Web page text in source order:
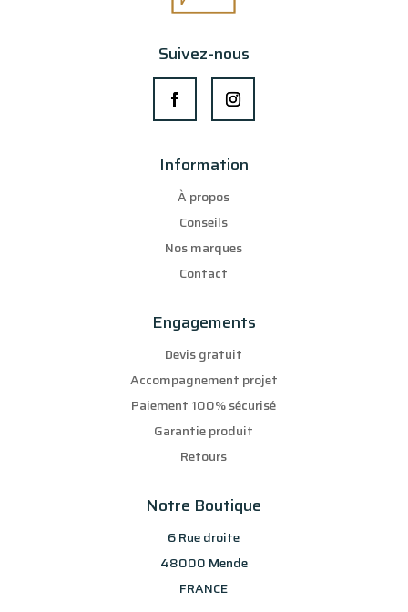
Suivez-nous
Information
À propos
Conseils
Nos marques
Contact
Engagements
Devis gratuit
Accompagnement projet
Paiement 100% sécurisé
Garantie produit
Retours
Notre Boutique
6 Rue droite
48000 Mende
FRANCE